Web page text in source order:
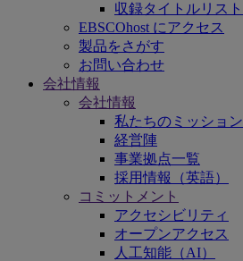
収録タイトルリスト
EBSCOhost にアクセス
製品をさがす
お問い合わせ
会社情報
会社情報
私たちのミッション
経営陣
事業拠点一覧
採用情報（英語）
コミットメント
アクセシビリティ
オープンアクセス
人工知能（AI）